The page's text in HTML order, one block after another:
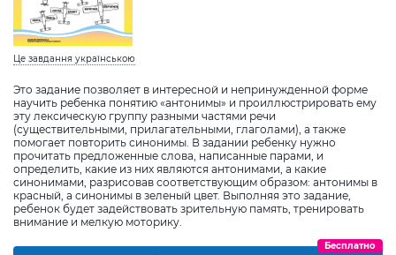
Це завдання українською
Это задание позволяет в интересной и непринужденной форме
научить ребенка понятию «антонимы» и проиллюстрировать ему
эту лексическую группу разными частями речи
(существительными, прилагательными, глаголами), а также
помогает повторить синонимы. В задании ребенку нужно
прочитать предложенные слова, написанные парами, и
определить, какие из них являются антонимами, а какие
синонимами, разрисовав соответствующим образом: антонимы в
красный, а синонимы в зеленый цвет. Выполняя это задание,
ребенок будет задействовать зрительную память, тренировать
внимание и мелкую моторику.
Бесплатно